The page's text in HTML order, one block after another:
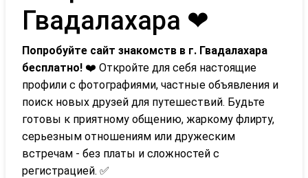
Гвадалахара ❤
Попробуйте сайт знакомств в г. Гвадалахара
бесплатно! ❤️ Откройте для себя настоящие
профили с фотографиями, частные объявления и
поиск новых друзей для путешествий. Будьте
готовы к приятному общению, жаркому флирту,
серьезным отношениям или дружеским
встречам - без платы и сложностей с
регистрацией. ✅